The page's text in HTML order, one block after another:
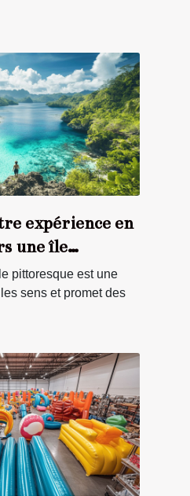
expérience en
une île
pittoresque est une
sens et promet des